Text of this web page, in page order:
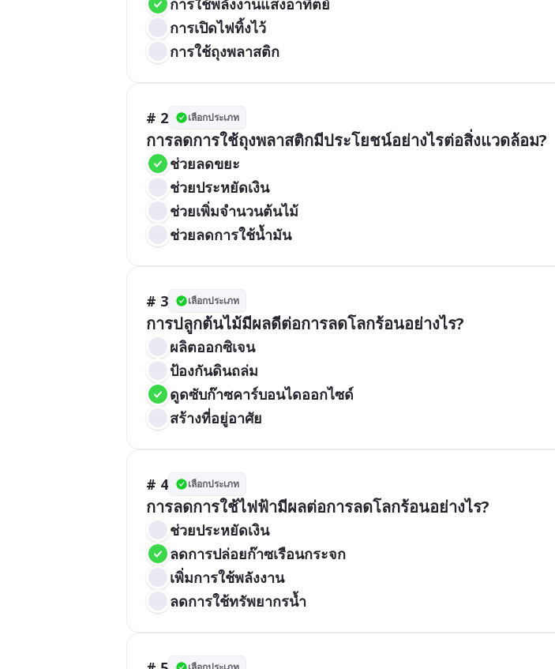
การเปิดไฟทิ้งไว้
การใช้ถุงพลาสติก
# 2 เลือกประเภท
การลดการใช้ถุงพลาสติกมีประโยชน์อย่างไรต่อสิ่งแวดล้อม?
ช่วยลดขยะ
ช่วยประหยัดเงิน
ช่วยเพิ่มจำนวนต้นไม้
ช่วยลดการใช้น้ำมัน
# 3 เลือกประเภท
การปลูกต้นไม้มีผลดีต่อการลดโลกร้อนอย่างไร?
ผลิตออกซิเจน
ป้องกันดินถล่ม
ดูดซับก๊าซคาร์บอนไดออกไซด์
สร้างที่อยู่อาศัย
# 4 เลือกประเภท
การลดการใช้ไฟฟ้ามีผลต่อการลดโลกร้อนอย่างไร?
ช่วยประหยัดเงิน
ลดการปล่อยก๊าซเรือนกระจก
เพิ่มการใช้พลังงาน
ลดการใช้ทรัพยากรน้ำ